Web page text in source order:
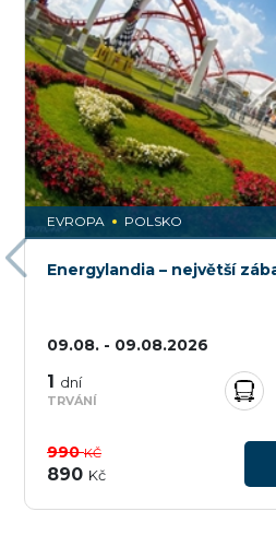
EVROPA POLSKO
Energylandia – největší
09.08. - 09.08.2026
1 dní
TRVÁNÍ
990KČ
890 Kč